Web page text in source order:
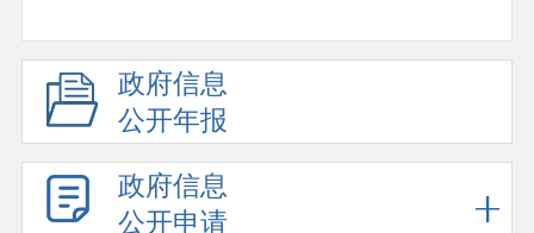
政府信息
公开年报
政府信息
公开申请